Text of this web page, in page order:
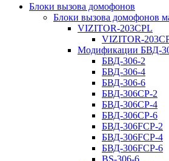
Блоки вызова домофонов
Блоки вызова домофонов
VIZITOR-203CPL
VIZITOR-
Модификации БВД-
БВД-306-2
БВД-306-4
БВД-306-6
БВД-306CP-2
БВД-306CP-4
БВД-306CP-6
БВД-306FCP-2
БВД-306FCP-4
БВД-306FCP-6
BS-306-6